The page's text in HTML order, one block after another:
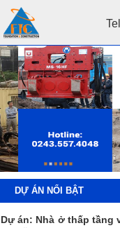
DỰ ÁN NỔI BẬT
Dự án: Nhà ở thấp tầng